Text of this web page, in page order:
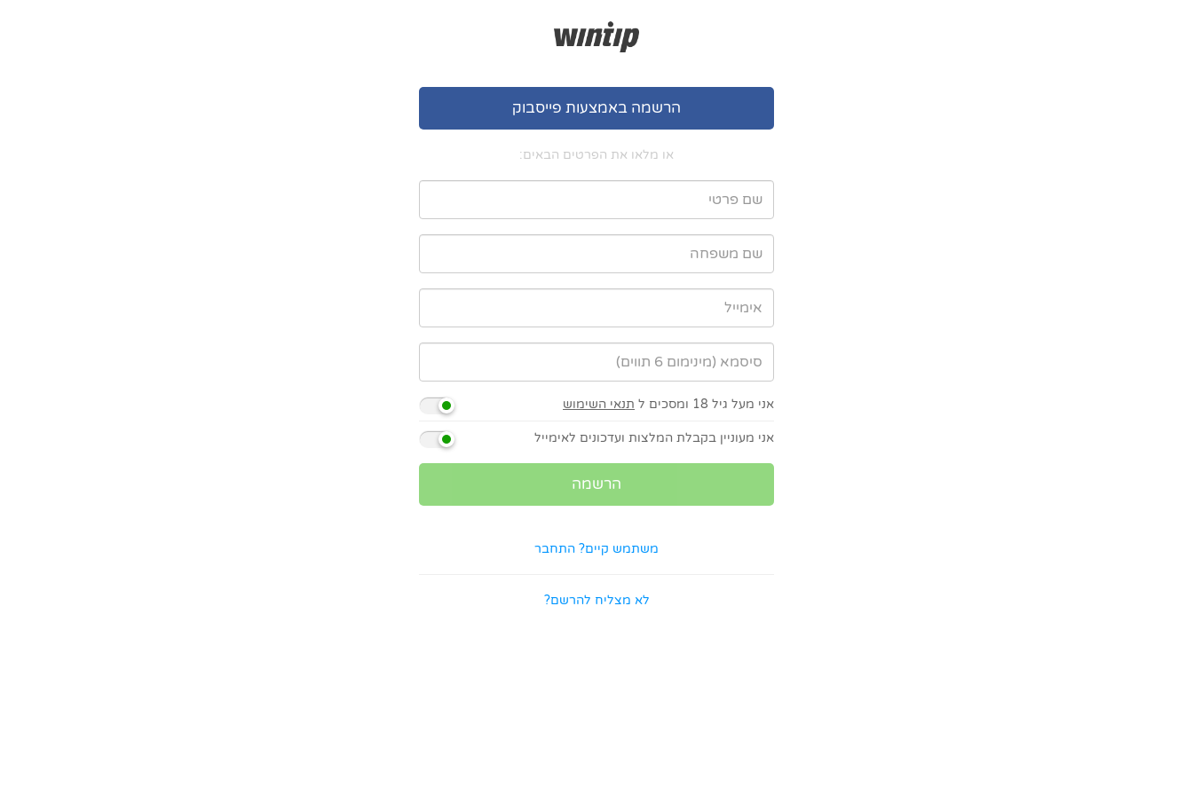
הרשמה באמצעות פייסבוק
או מלאו את הפרטים הבאים:
אני מעל גיל 18 ומסכים ל תנאי השימוש
אני מעוניין בקבלת המלצות ועדכונים לאימייל
משתמש קיים? התחבר
לא מצליח להרשם?